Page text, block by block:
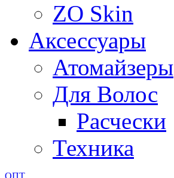
ZO Skin
Aксессуары
Атомайзеры
Для Волос
Расчески
Техника
ОПТ